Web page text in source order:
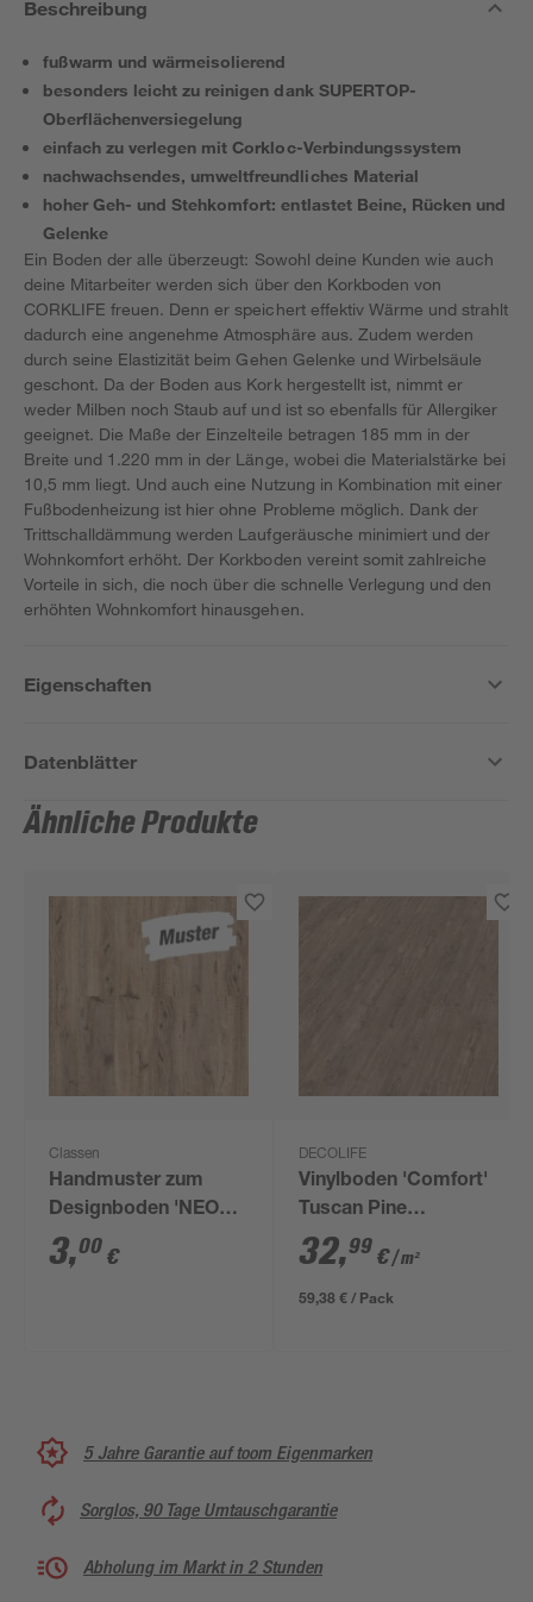
Beschreibung
fußwarm und wärmeisolierend
besonders leicht zu reinigen dank SUPERTOP-
Oberflächenversiegelung
einfach zu verlegen mit Corkloc-Verbindungssystem
nachwachsendes, umweltfreundliches Material
hoher Geh- und Stehkomfort: entlastet Beine, Rücken und
Gelenke
Ein Boden der alle überzeugt: Sowohl deine Kunden wie auch
deine Mitarbeiter werden sich über den Korkboden von
CORKLIFE freuen. Denn er speichert effektiv Wärme und strahlt
dadurch eine angenehme Atmosphäre aus. Zudem werden
durch seine Elastizität beim Gehen Gelenke und Wirbelsäule
geschont. Da der Boden aus Kork hergestellt ist, nimmt er
weder Milben noch Staub auf und ist so ebenfalls für Allergiker
geeignet. Die Maße der Einzelteile betragen 185 mm in der
Breite und 1.220 mm in der Länge, wobei die Materialstärke bei
10,5 mm liegt. Und auch eine Nutzung in Kombination mit einer
Fußbodenheizung ist hier ohne Probleme möglich. Dank der
Trittschalldämmung werden Laufgeräusche minimiert und der
Wohnkomfort erhöht. Der Korkboden vereint somit zahlreiche
Vorteile in sich, die noch über die schnelle Verlegung und den
erhöhten Wohnkomfort hinausgehen.
Eigenschaften
Datenblätter
Ähnliche Produkte
Classen
Handmuster zum
Designboden 'NEO
2.0 Wood' Seawashed
Oak 4,5 mm
3,00 €
DECOLIFE
Vinylboden 'Comfort'
Tuscan Pine
graubraun 10,5 mm
32,99 €/ m²
59,38 € / Pack
5 Jahre Garantie auf toom Eigenmarken
Sorglos, 90 Tage Umtauschgarantie
Abholung im Markt in 2 Stunden